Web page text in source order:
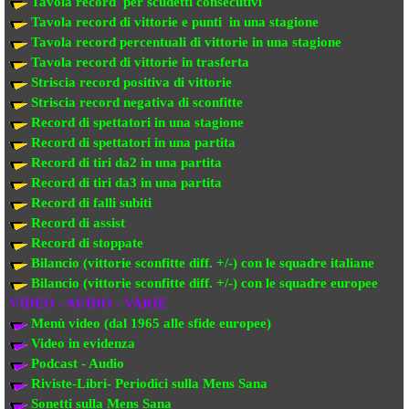
Tavola record di vittorie e punti in una stagione
Tavola record percentuali di vittorie in una stagione
Tavola record di vittorie in trasferta
Striscia record positiva di vittorie
Striscia record negativa di sconfitte
Record di spettatori in una stagione
Record di spettatori in una partita
Record di tiri da2 in una partita
Record di tiri da3 in una partita
Record di falli subiti
Record di assist
Record di stoppate
Bilancio (vittorie sconfitte diff. +/-) con le squadre italiane
Bilancio (vittorie sconfitte diff. +/-) con le squadre europee
VIDEO - AUDIO - VARIE
Menù video (dal 1965 alle sfide europee)
Video in evidenza
Podcast - Audio
Riviste-Libri- Periodici sulla Mens Sana
Sonetti sulla Mens Sana